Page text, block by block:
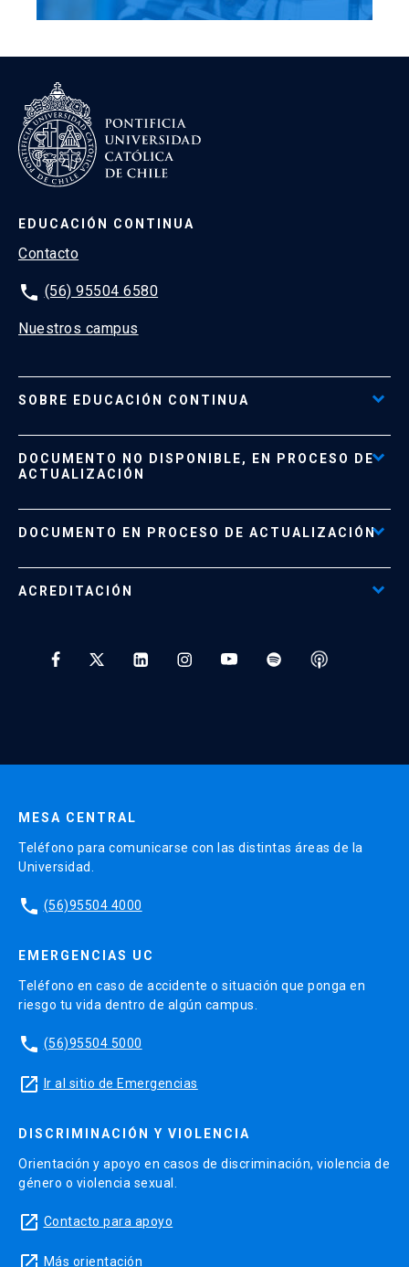
EDUCACIÓN CONTINUA
Contacto
phone (56) 95504 6580
Nuestros campus
SOBRE EDUCACIÓN CONTINUA
Formas de Pago
Políticas de Retiro, Devolución e Información Importante
DOCUMENTO NO DISPONIBLE, EN PROCESO DE
ACTUALIZACIÓN
Documento No Disponible file_download
DOCUMENTO EN PROCESO DE ACTUALIZACIÓN
ACREDITACIÓN
MESA CENTRAL
Teléfono para comunicarse con las distintas áreas de la
Universidad.
phone (56)95504 4000
EMERGENCIAS UC
Teléfono en caso de accidente o situación que ponga en
riesgo tu vida dentro de algún campus.
phone (56)95504 5000
launch Ir al sitio de Emergencias
DISCRIMINACIÓN Y VIOLENCIA
Orientación y apoyo en casos de discriminación, violencia de
género o violencia sexual.
launch Contacto para apoyo
launch Más orientación